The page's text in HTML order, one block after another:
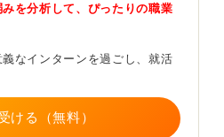
を分析して、ぴったりの職業
なインターンを過ごし、就活
ける（無料）